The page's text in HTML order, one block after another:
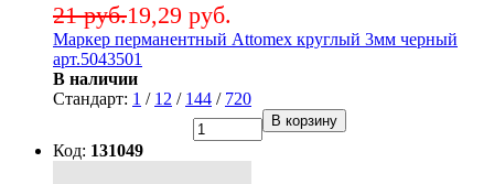
19,29 руб.
21 руб.
Маркер перманентный Attomex круглый 3мм черный
арт.5043501
В наличии
Стандарт: 1 / 12 / 144 / 720
В корзину
Код: 131049